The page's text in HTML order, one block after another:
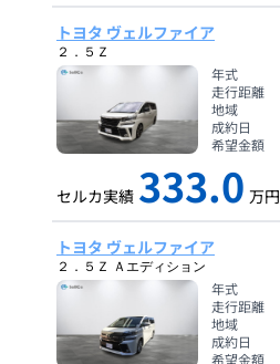
トヨタ ヴェルファイア
２．５Ｚ
年式
走行距離
地域
成約日
希望金額
セルカ実績 333.0 万円
トヨタ ヴェルファイア
２．５Ｚ Ａエディション
年式
走行距離
地域
成約日
希望金額